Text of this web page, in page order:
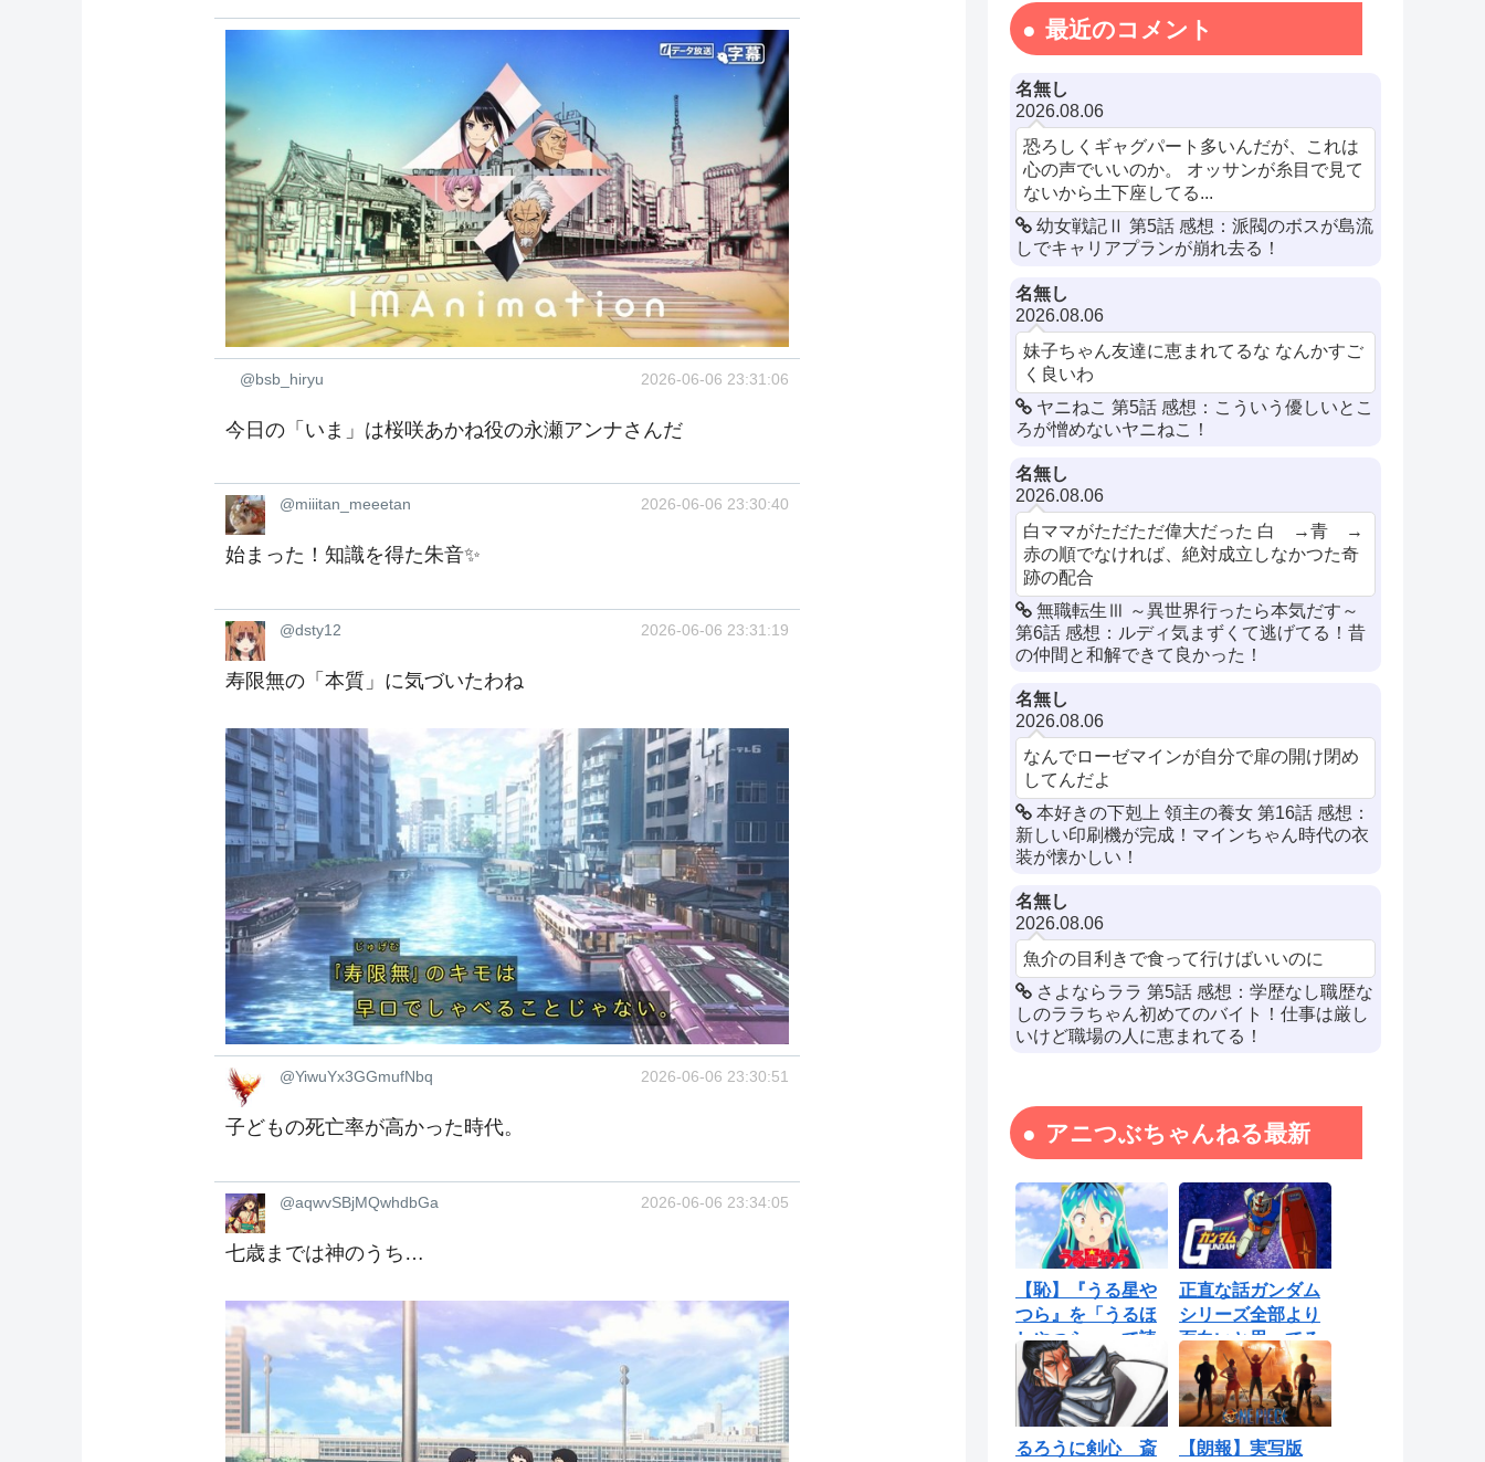
@bsb_hiryu 2026-06-06 23:31:06
今日の「いま」は桜咲あかね役の永瀬アンナさんだ
@miiitan_meeetan 2026-06-06 23:30:40
始まった！知識を得た朱音✨
@dsty12 2026-06-06 23:31:19
寿限無の「本質」に気づいたわね
@YiwuYx3GGmufNbq 2026-06-06 23:30:51
子どもの死亡率が高かった時代。
@aqwvSBjMQwhdbGa 2026-06-06 23:34:05
七歳までは神のうち…
最近のコメント
名無し
2026.08.06
恐ろしくギャグパート多いんだが、これは
心の声でいいのか。 オッサンが糸目で見て
ないから土下座してる...
幼女戦記Ⅱ 第5話 感想：派閥のボスが島流
しでキャリアプランが崩れ去る！
名無し
2026.08.06
妹子ちゃん友達に恵まれてるな なんかすご
く良いわ
ヤニねこ 第5話 感想：こういう優しいとこ
ろが憎めないヤニねこ！
名無し
2026.08.06
白ママがただただ偉大だった 白 →青 →
赤の順でなければ、絶対成立しなかつた奇
跡の配合
無職転生Ⅲ ～異世界行ったら本気だす～
第6話 感想：ルディ気まずくて逃げてる！昔
の仲間と和解できて良かった！
名無し
2026.08.06
なんでローゼマインが自分で扉の開け閉め
してんだよ
本好きの下剋上 領主の養女 第16話 感想：
新しい印刷機が完成！マインちゃん時代の衣
装が懐かしい！
名無し
2026.08.06
魚介の目利きで食って行けばいいのに
さよならララ 第5話 感想：学歴なし職歴な
しのララちゃん初めてのバイト！仕事は厳し
いけど職場の人に恵まれてる！
アニつぶちゃんねる最新
【恥】『うる星や
つら』を「うるほ
しやつら」って読
んでたわ…勘...
正直な話ガンダム
シリーズ全部より
面白いと思ってる
ロボットアニ...
るろうに剣心 斎 【朗報】実写版